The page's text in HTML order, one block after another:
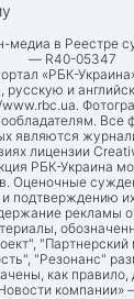
медиа в Реестре
— R40-05347
«РБК-
и
.
Все
являются
лицензии
РБК-Украина
Оценочные
подтверждению
рекламы
"Партнерский
"Резонанс"
как правило,
компании»